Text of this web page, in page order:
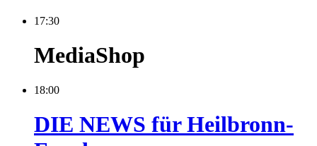
17:30
MediaShop
18:00
DIE NEWS für Heilbronn-